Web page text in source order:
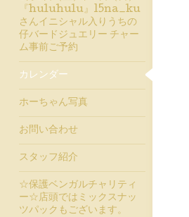
『huluhulu』15na_ku
さんイニシャル入りうちの
仔バードジュエリー チャー
ム事前ご予約
カレンダー
ホーちゃん写真
お問い合わせ
スタッフ紹介
☆保護ベンガルチャリティ
ー☆店頭ではミックスナッ
ツパックもございます。